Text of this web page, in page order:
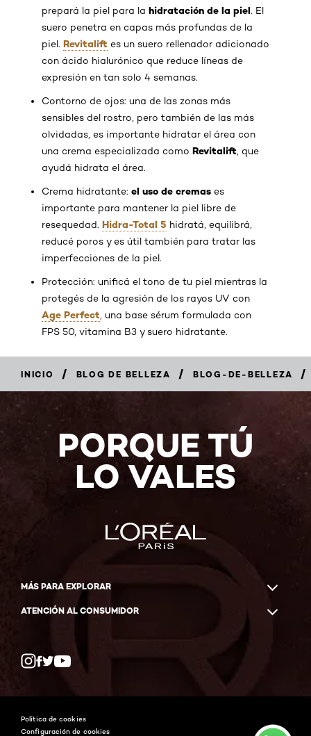
prepará la piel para la hidratación de la piel. El
suero penetra en capas más profundas de la
piel. Revitalift es un suero rellenador adicionado
con ácido hialurónico que reduce líneas de
expresión en tan solo 4 semanas.
Contorno de ojos: una de las zonas más
sensibles del rostro, pero también de las más
olvidadas, es importante hidratar el área con
una crema especializada como Revitalift , que
ayudá hidrata el área.
Crema hidratante: el uso de cremas es
importante para mantener la piel libre de
resequedad. Hidra-Total 5 hidratá, equilibrá,
reducé poros y es útil también para tratar las
imperfecciones de la piel.
Protección: unificá el tono de tu piel mientras la
protegés de la agresión de los rayos UV con
Age Perfect , una base sérum formulada con
FPS 50, vitamina B3 y suero hidratante.
INICIO / BLOG DE BELLEZA / BLOG-DE-BELLEZA /
PORQUE TÚ
LO VALES
MÁS PARA EXPLORAR
ATENCIÓN AL CONSUMIDOR
Facebook
YouTube
Política de cookies
Configuración de cookies